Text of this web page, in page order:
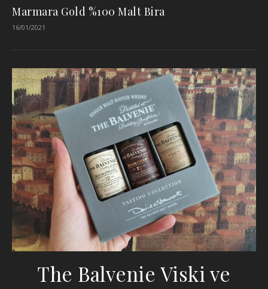
Marmara Gold %100 Malt Bira
16/01/2021
The Balvenie Viski ve